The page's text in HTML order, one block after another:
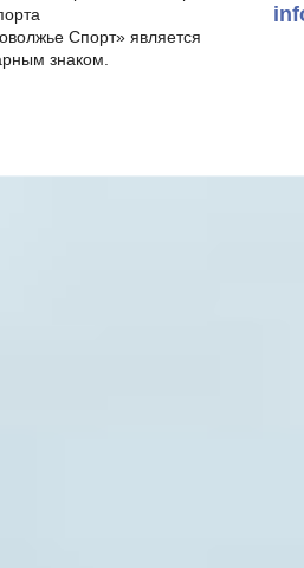
Спорт» является
знаком.